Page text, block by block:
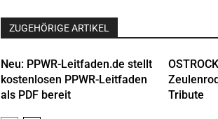
ZUGEHÖRIGE ARTIKEL
Neu: PPWR-Leitfaden.de stellt
kostenlosen PPWR-Leitfaden
als PDF bereit
Tribute